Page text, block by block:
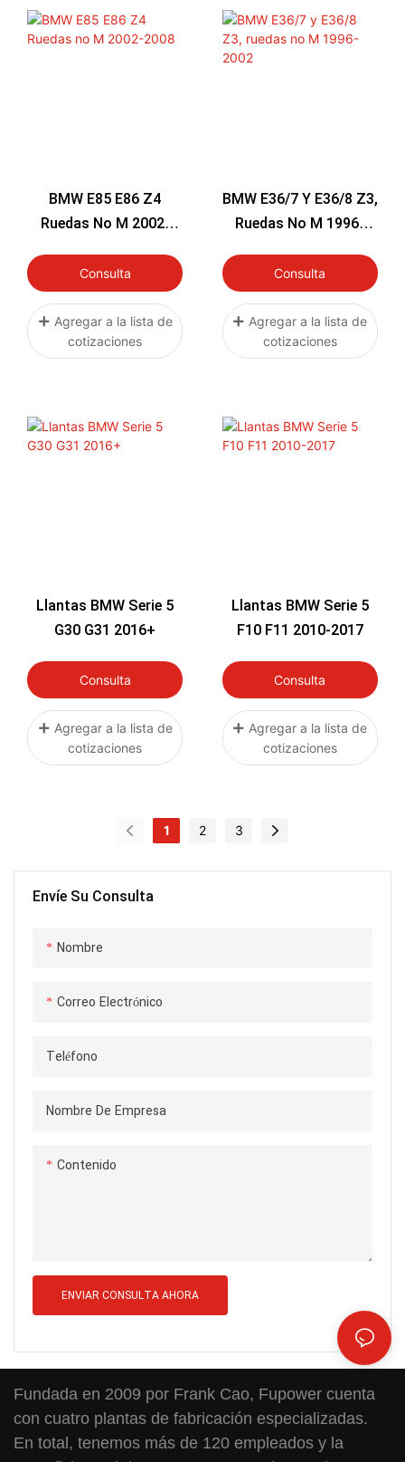
Envíe Su Consulta
Nombre
Correo Electrónico
Teléfono
Nombre De Empresa
Contenido
ENVIAR CONSULTA AHORA
BMW E85 E86 Z4
Ruedas No M 2002-
Consulta
Agregar a la lista de
cotizaciones
BMW E36/7 Y E36/8 Z3,
Ruedas No M 1996-
Consulta
Agregar a la lista de
cotizaciones
Llantas BMW Serie 5
G30 G31 2016+
Consulta
Agregar a la lista de
cotizaciones
Llantas BMW Serie 5
F10 F11 2010-2017
Consulta
Agregar a la lista de
cotizaciones
1 2 3
Fundada en 2009 por Frank Cao, Fupower cuenta
con cuatro plantas de fabricación especializadas.
En total, tenemos más de 120 empleados y la